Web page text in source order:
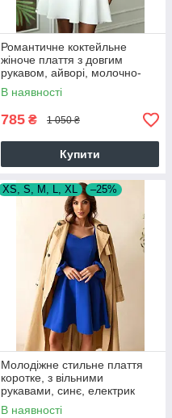
Романтичне коктейльне
жіноче плаття з довгим
рукавом, айворі, молочно-
біле
В наявності
785 ₴ 1 050 ₴
Купити
XS, S, M, L, XL –25%
Молодіжне стильне плаття
коротке, з вільними
рукавами, синє, електрик
В наявності